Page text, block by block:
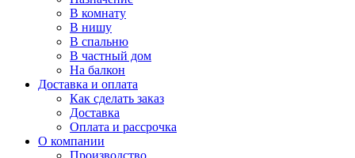
В комнату
В нишу
В спальню
В частный дом
На балкон
Доставка и оплата
Как сделать заказ
Доставка
Оплата и рассрочка
О компании
Производство